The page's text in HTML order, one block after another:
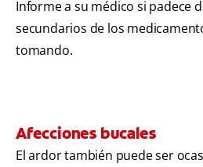
Informe a su médico si padece
secundarios de los
tomando.
Afecciones bucales
El ardor también puede ser